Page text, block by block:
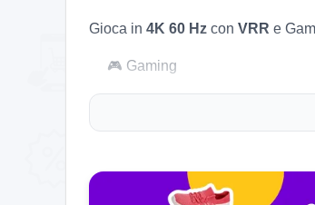
Gioca in 4K 60 Hz con VRR e
🎮 Gaming
🎬 Film e serie